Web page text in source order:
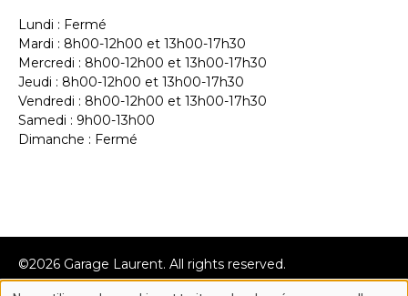
Lundi : Fermé
Mardi : 8h00-12h00 et 13h00-17h30
Mercredi : 8h00-12h00 et 13h00-17h30
Jeudi : 8h00-12h00 et 13h00-17h30
Vendredi : 8h00-12h00 et 13h00-17h30
Samedi : 9h00-13h00
Dimanche : Fermé
©2026 Garage Laurent. All rights reserved.